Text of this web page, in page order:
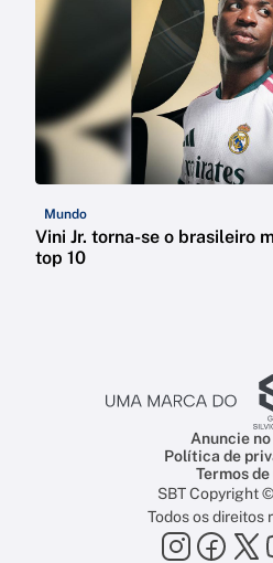
Mundo
Vini Jr. torna-se o brasileiro
top 10
Anuncie no
Política de
Termos de
SBT Copyright
Todos os direitos